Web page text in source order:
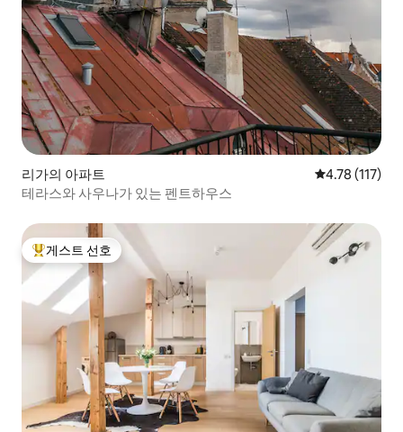
리가의 아파트 평점 4.78점(5
4.78 (117)
테라스와 사우나가 있는 펜트하우스
상위 게스트 선호
게스트 선호